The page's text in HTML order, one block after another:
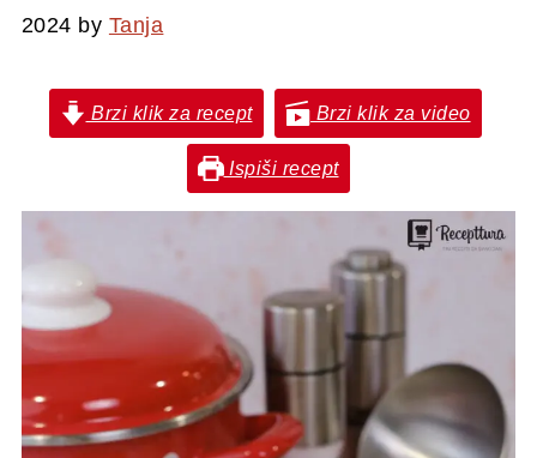
2024 by Tanja
Brzi klik za recept Brzi klik za video
Ispiši recept